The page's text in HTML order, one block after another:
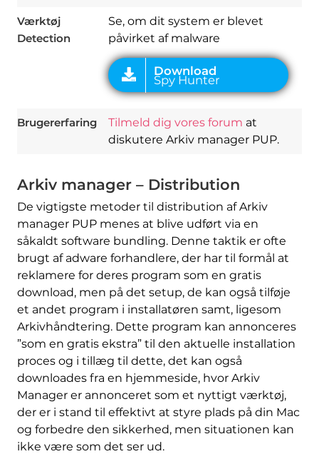
Værktøj
Detection
Se, om dit system er blevet
påvirket af malware
Brugererfaring Tilmeld dig vores forum at
diskutere Arkiv manager PUP.
Arkiv manager – Distribution
De vigtigste metoder til distribution af Arkiv
manager PUP menes at blive udført via en
såkaldt software bundling. Denne taktik er ofte
brugt af adware forhandlere, der har til formål at
reklamere for deres program som en gratis
download, men på det setup, de kan også tilføje
et andet program i installatøren samt, ligesom
Arkivhåndtering. Dette program kan annonceres
”som en gratis ekstra” til den aktuelle installation
proces og i tillæg til dette, det kan også
downloades fra en hjemmeside, hvor Arkiv
Manager er annonceret som et nyttigt værktøj,
der er i stand til effektivt at styre plads på din Mac
og forbedre den sikkerhed, men situationen kan
ikke være som det ser ud.